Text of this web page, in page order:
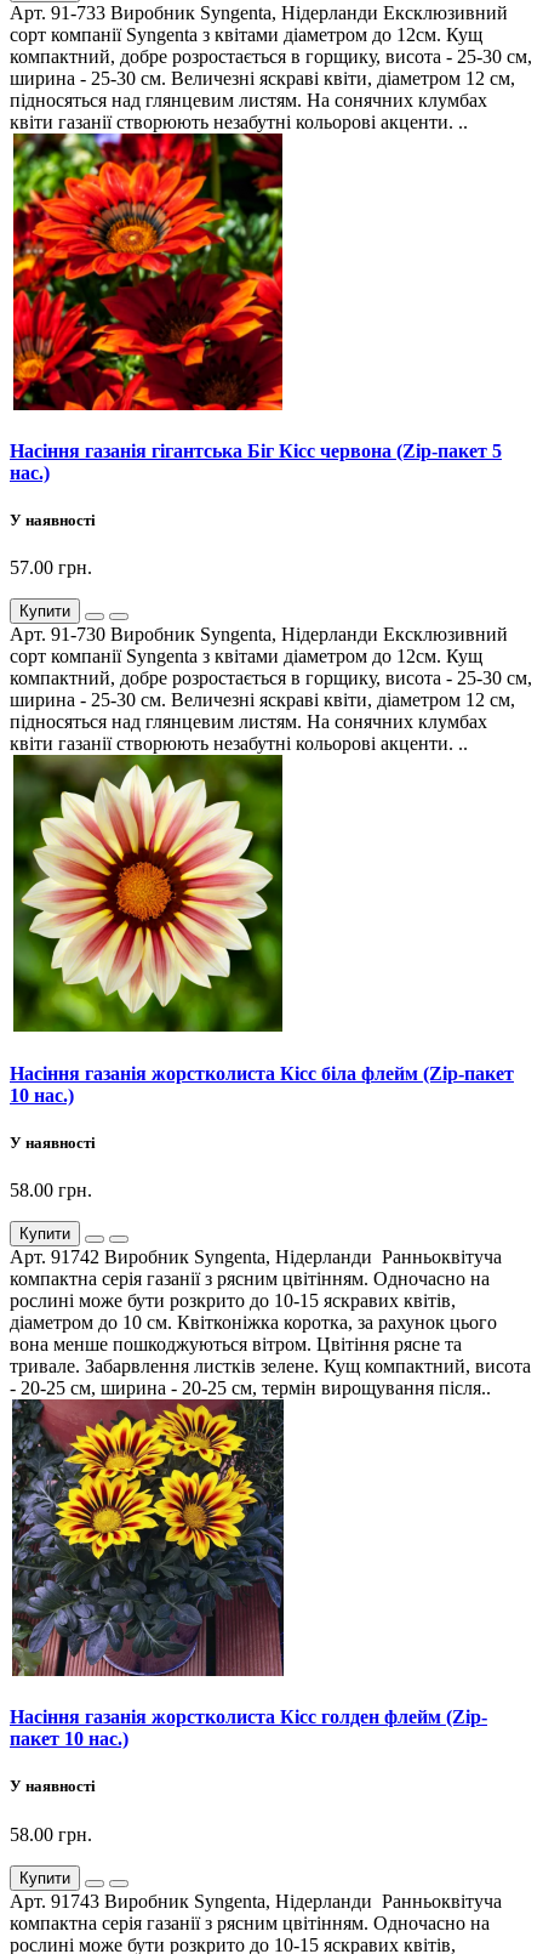
Арт. 91-733 Виробник Syngenta, Нідерланди Ексклюзивний
сорт компанії Syngenta з квітами діаметром до 12см. Кущ
компактний, добре розростається в горщику, висота - 25-30 см,
ширина - 25-30 см. Величезні яскраві квіти, діаметром 12 см,
підносяться над глянцевим листям. На сонячних клумбах
квіти газанії створюють незабутні кольорові акценти. ..
Насіння газанія гігантська Біг Кісс червона (Zip-пакет 5
нас.)
У наявності
57.00 грн.
Купити
Арт. 91-730 Виробник Syngenta, Нідерланди Ексклюзивний
сорт компанії Syngenta з квітами діаметром до 12см. Кущ
компактний, добре розростається в горщику, висота - 25-30 см,
ширина - 25-30 см. Величезні яскраві квіти, діаметром 12 см,
підносяться над глянцевим листям. На сонячних клумбах
квіти газанії створюють незабутні кольорові акценти. ..
Насіння газанія жорстколиста Кісс біла флейм (Zip-пакет
10 нас.)
У наявності
58.00 грн.
Купити
Арт. 91742 Виробник Syngenta, Нідерланди Ранньоквітуча
компактна серія газанії з рясним цвітінням. Одночасно на
рослині може бути розкрито до 10-15 яскравих квітів,
діаметром до 10 см. Квітконіжка коротка, за рахунок цього
вона менше пошкоджуються вітром. Цвітіння рясне та
тривале. Забарвлення листків зелене. Кущ компактний, висота
- 20-25 см, ширина - 20-25 см, термін вирощування після..
Насіння газанія жорстколиста Кісс голден флейм (Zip-
пакет 10 нас.)
У наявності
58.00 грн.
Купити
Арт. 91743 Виробник Syngenta, Нідерланди Ранньоквітуча
компактна серія газанії з рясним цвітінням. Одночасно на
рослині може бути розкрито до 10-15 яскравих квітів,